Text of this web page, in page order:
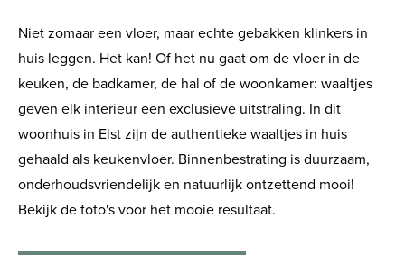
Niet zomaar een vloer, maar echte gebakken klinkers in
huis leggen. Het kan! Of het nu gaat om de vloer in de
keuken, de badkamer, de hal of de woonkamer: waaltjes
geven elk interieur een exclusieve uitstraling. In dit
woonhuis in Elst zijn de authentieke waaltjes in huis
gehaald als keukenvloer. Binnenbestrating is duurzaam,
onderhoudsvriendelijk en natuurlijk ontzettend mooi!
Bekijk de foto's voor het mooie resultaat.